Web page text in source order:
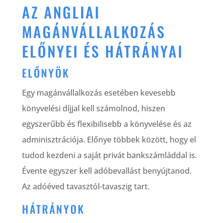
AZ ANGLIAI
MAGÁNVÁLLALKOZÁS
ELŐNYEI ÉS HÁTRÁNYAI
ELŐNYÖK
Egy magánvállalkozás esetében kevesebb
könyvelési díjjal kell számolnod, hiszen
egyszerűbb és flexibilisebb a könyvelése és az
adminisztrációja. Előnye többek között, hogy el
tudod kezdeni a saját privát bankszámláddal is.
Évente egyszer kell adóbevallást benyújtanod.
Az adóéved tavasztól-tavaszig tart.
HÁTRÁNYOK